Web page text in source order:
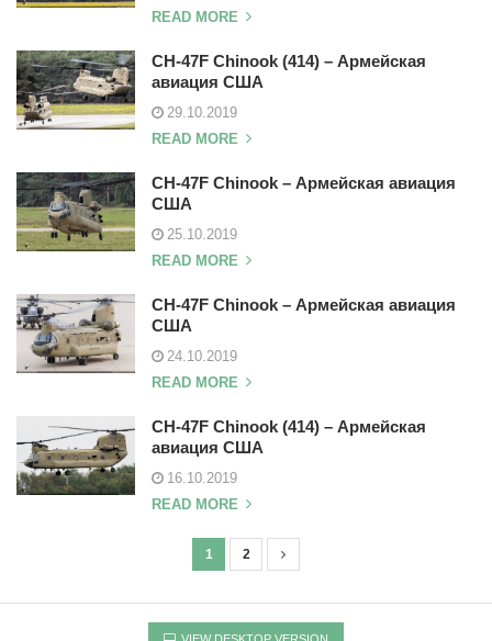
READ MORE
CH-47F Chinook (414) – Армейская
авиация США
29.10.2019
READ MORE
CH-47F Chinook – Армейская авиация
США
25.10.2019
READ MORE
CH-47F Chinook – Армейская авиация
США
24.10.2019
READ MORE
CH-47F Chinook (414) – Армейская
авиация США
16.10.2019
READ MORE
o
1 2